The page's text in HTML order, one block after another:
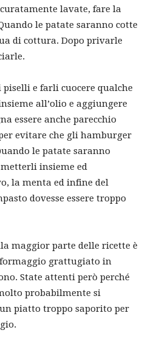
lavate, fare la
le patate saranno cotte
di cottura. Dopo privarle
e farli cuocere qualche
all’olio e aggiungere
essere anche parecchio
evitare che gli hamburger
le patate saranno
insieme ed
la menta ed infine del
dovesse essere troppo
maggior parte delle ricette è
grattugiato in
State attenti però perché
probabilmente si
piatto troppo saporito per